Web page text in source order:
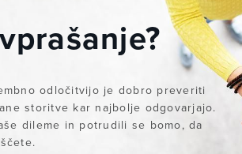
odločitvijo je dobro preveriti
storitve kar najbolje odgovarjajo.
dileme in potrudili se bomo, da